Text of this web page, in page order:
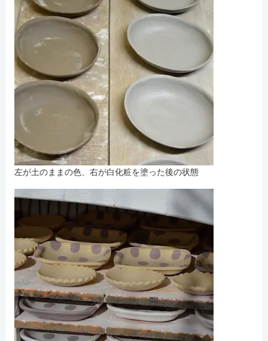
左が土のままの色、右が白化粧を塗った後の状態